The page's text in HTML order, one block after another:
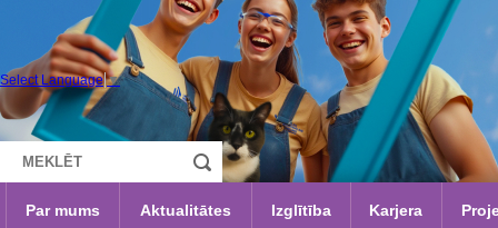
Select Language ▼
Par mums Aktualitātes Izglītība Karjera